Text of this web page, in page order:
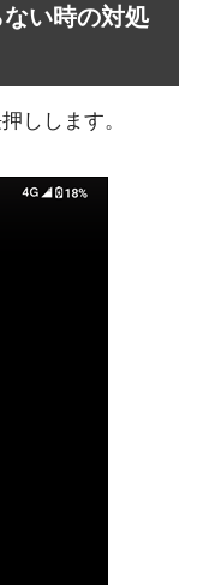
い時の対処
しします。